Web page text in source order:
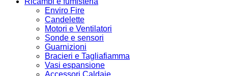
Enviro Fire
Candelette
Motori e Ventilatori
Sonde e sensori
Guarnizioni
Bracieri e Tagliafiamma
Vasi espansione
Accessori Caldaie